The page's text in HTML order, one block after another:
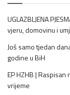
UGLAZBLJENA
vjeru, domovinu i
Još samo tjedan
godine u BiH
EP HZHB |
vrijeme